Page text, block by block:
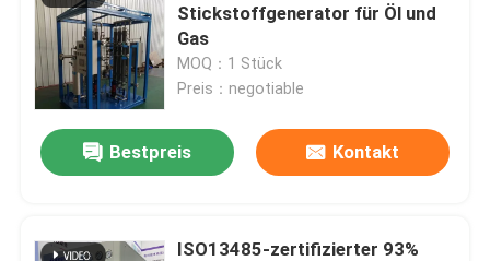
Stickstoffgenerator für Öl und
Gas
MOQ：1 Stück
Preis：negotiable
Bestpreis Kontakt
ISO13485-zertifizierter 93%